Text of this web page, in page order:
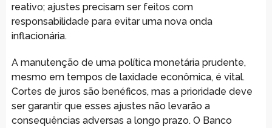
reativo; ajustes precisam ser feitos com
responsabilidade para evitar uma nova onda
inflacionária.
A manutenção de uma política monetária prudente,
mesmo em tempos de laxidade econômica, é vital.
Cortes de juros são benéficos, mas a prioridade deve
ser garantir que esses ajustes não levarão a
consequências adversas a longo prazo. O Banco